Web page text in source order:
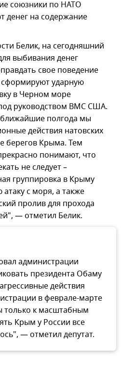
союзники по НАТО
денег на содержание
Белик, на сегодняшний
выбивания денег
свое поведение
ударную
в Черном море
руководством ВМС США.
ближайшие полгода мы
действия натовских
берегов Крыма. Тем
понимают, что
не следует –
группировка в Крыму
с моря, а также
пролив для прохода
— отметил Белик.
администрации
президента Обаму
действия
в феврале-марте
только к масштабным
Крым у России все
— отметил депутат.